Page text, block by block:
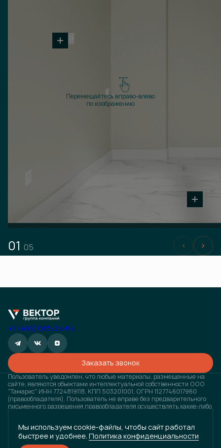
Перемещайтесь вправо-влево
по изображению
01 05
+7 (495) 085-29-69
Заказать звонок
Пользователь уведомлен, что любые материалы, размещенные на
сайте, являются объектами интеллектуальной собственности ООО
"Тамарис" ИНН 7724819118, КПП 503201001, ОГРН 1127746017960
(правообладателя). Пользователь не вправе без предварительного
письменного разрешения правообладателя осуществлять какие-либо
штрафов, предусмотренных законодательством РФ, а также на
обращение в компетентные органы за защитой своих прав и
законных интересов. Любая информация, представленная на
Мы используем cookie-файлы, чтобы сайт работал
быстрее и удобнее. Политика конфиденциальности